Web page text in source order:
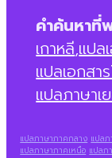
คำค้นหาที่
เกาหลี,แปล
แปลเอกสา
แปลภาษาเ
แปลภาษาภาคกลาง แปล
แปลภาษาภาคเหนือ แปลภ